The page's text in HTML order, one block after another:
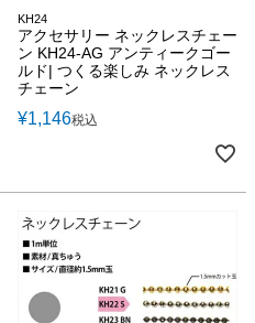
KH24
アクセサリー ネックレスチェー
ン KH24-AG アンティークゴー
ルド| つくる楽しみ ネックレス
チェーン
¥1,146税込